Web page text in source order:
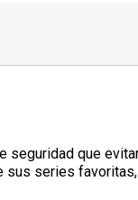
seguridad que
series